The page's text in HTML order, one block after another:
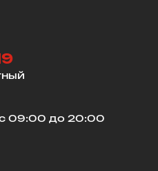
09:00 до 20:00